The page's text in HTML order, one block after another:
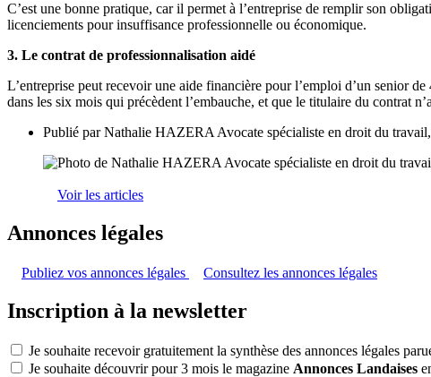
C’est une bonne pratique, car il permet à l’entreprise de remplir son
licenciements pour insuffisance professionnelle ou économique.
3. Le contrat de professionnalisation aidé
L’entreprise peut recevoir une aide financière pour l’emploi d’un senior
dans les six mois qui précèdent l’embauche, et que le titulaire du contrat
Publié parNathalie HAZERA Avocate spécialiste en droit du
Voir les articles
Annonces légales
Publiez vos annonces légales Consultez les annonces légales
Inscription à la newsletter
Je souhaite recevoir gratuitement la synthèse des annonces légales
Je souhaite découvrir pour 3 mois le magazine Annonces Landaises